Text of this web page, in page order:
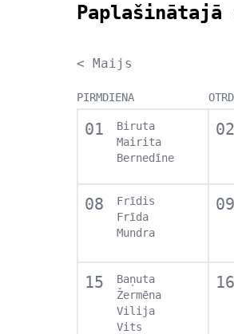
< Maijs
PIRMDIENA
01
Biruta
Mairita
Bernedīne
02
08
Frīdis
Frīda
Mundra
09
15
Baņuta
Žermēna
Vilija
Vits
16